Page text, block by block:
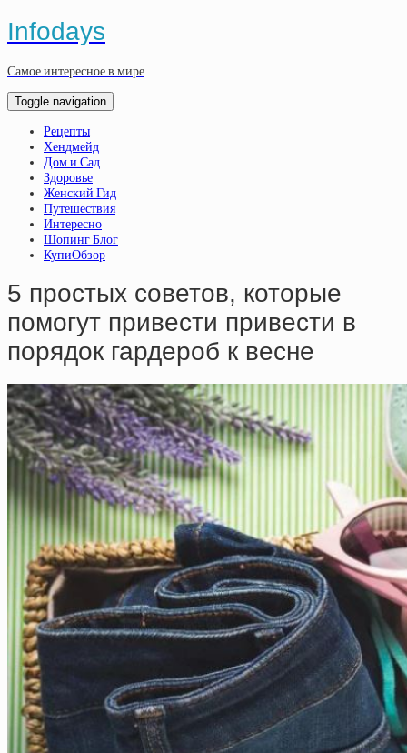
Infodays
Самое интересное в мире
Toggle navigation
Рецепты
Хендмейд
Дом и Сад
Здоровье
Женский Гид
Путешествия
Интересно
Шопинг Блог
КупиОбзор
5 простых советов, которые
помогут привести привести в
порядок гардероб к весне